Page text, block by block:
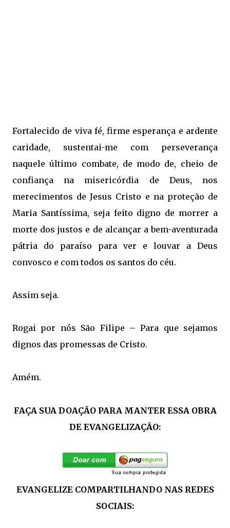
Fortalecido de viva fé, firme esperança e ardente
caridade, sustentai-me com perseverança
naquele último combate, de modo de, cheio de
confiança na misericórdia de Deus, nos
merecimentos de Jesus Cristo e na proteção de
Maria Santíssima, seja feito digno de morrer a
morte dos justos e de alcançar a bem-aventurada
pátria do paraíso para ver e louvar a Deus
convosco e com todos os santos do céu.
Assim seja.
Rogai por nós São Filipe – Para que sejamos
dignos das promessas de Cristo.
Amém.
FAÇA SUA DOAÇÃO PARA MANTER ESSA OBRA
DE EVANGELIZAÇÃO:
EVANGELIZE COMPARTILHANDO NAS REDES
SOCIAIS: